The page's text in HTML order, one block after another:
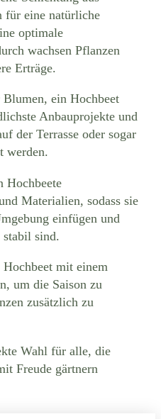
für eine natürliche
optimale
wachsen Pflanzen
Erträge.
ein Hochbeet
Anbauprojekte und
der Terrasse oder sogar
werden.
Hochbeete
Materialien, sodass sie
einfügen und
sind.
mit einem
um die Saison zu
zusätzlich zu
Wahl für alle, die
Freude gärtnern